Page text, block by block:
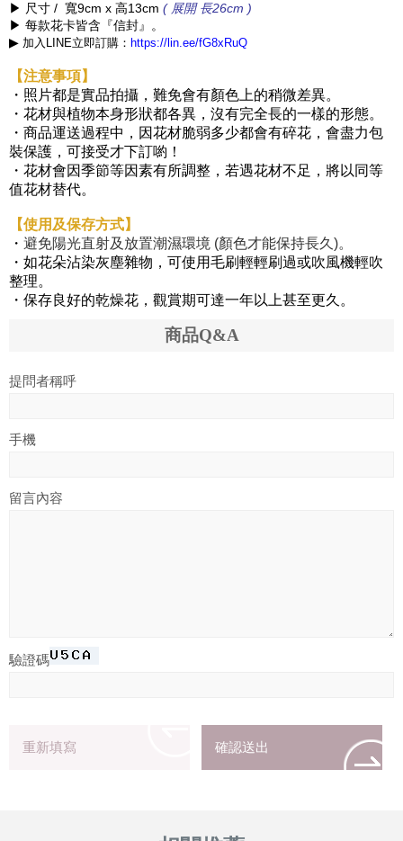
▶ 尺寸 / 寬9cm x 高13cm ( 展開 長26cm )
▶ 每款花卡皆含『信封』。
▶ 加入LINE立即訂購： https://lin.ee/fG8xRuQ
【注意事項】
・照片都是實品拍攝，難免會有顏色上的稍微差異。
・ 花材與植物本身形狀都各異，沒有完全長的一樣的形態。
・ 商品運送過程中，因花材脆弱多少都會有碎花，會盡力包
裝保護，可接受才下訂喲！
・ 花材會因季節等因素有所調整，若遇花材不足，將以同等
值花材替代。
【使用及保存方式】
・ 避免陽光直射及放置潮濕環境 (顏色才能保持長久)。
・ 如花朵沾染灰塵雜物，可使用毛刷輕輕刷過或吹風機輕吹
整理。
・ 保存良好的乾燥花，觀賞期可達一年以上甚至更久。
商品Q&A
提問者稱呼
手機
留言內容
驗證碼